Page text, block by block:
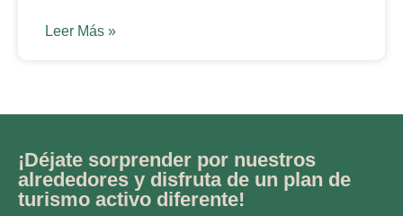
Leer Más »
¡Déjate sorprender por nuestros
alrededores y disfruta de un plan de
turismo activo diferente!